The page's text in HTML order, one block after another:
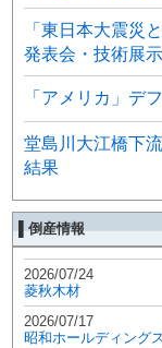
「東日本大震災
発表会・技術展
「アメリカ」デ
堂島川大江橋下
結果
▌倒産情報
2026/07/24
菱秋木材
2026/07/17
昭和ホールディング